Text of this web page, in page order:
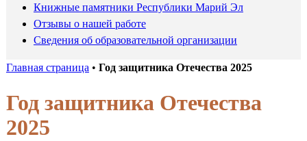
Книжные памятники Республики Марий Эл
Отзывы о нашей работе
Сведения об образовательной организации
Главная страница • Год защитника Отечества 2025
Год защитника Отечества
2025